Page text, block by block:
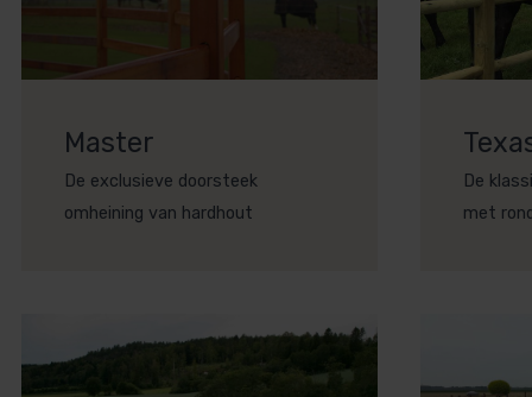
Master
De exclusieve doorsteek
omheining van hardhout
De
met